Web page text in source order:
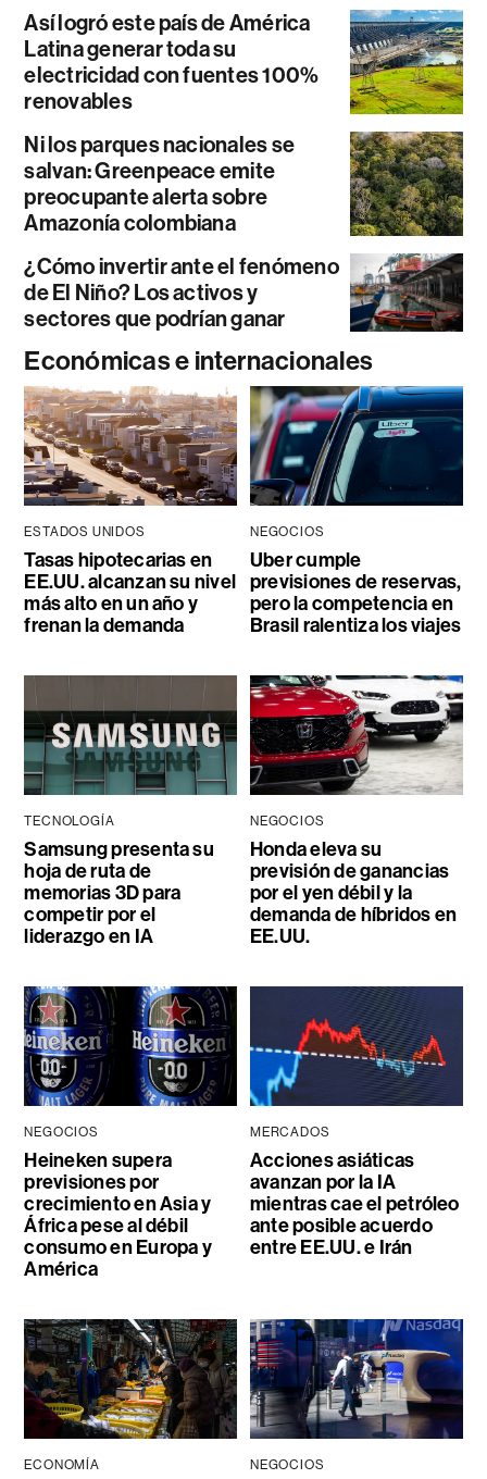
Así logró este país de América
Latina generar toda su
electricidad con fuentes 100%
renovables
Ni los parques nacionales se
salvan: Greenpeace emite
preocupante alerta sobre
Amazonía colombiana
¿Cómo invertir ante el fenómeno
de El Niño? Los activos y
sectores que podrían ganar
Económicas e internacionales
ESTADOS UNIDOS
Tasas hipotecarias en
EE.UU. alcanzan su nivel
más alto en un año y
frenan la demanda
NEGOCIOS
Uber cumple
previsiones de reservas,
pero la competencia en
Brasil ralentiza los viajes
TECNOLOGÍA
Samsung presenta su
hoja de ruta de
memorias 3D para
competir por el
liderazgo en IA
NEGOCIOS
Honda eleva su
previsión de ganancias
por el yen débil y la
demanda de híbridos en
EE.UU.
NEGOCIOS
Heineken supera
previsiones por
crecimiento en Asia y
África pese al débil
consumo en Europa y
América
MERCADOS
Acciones asiáticas
avanzan por la IA
mientras cae el petróleo
ante posible acuerdo
entre EE.UU. e Irán
ECONOMÍA NEGOCIOS